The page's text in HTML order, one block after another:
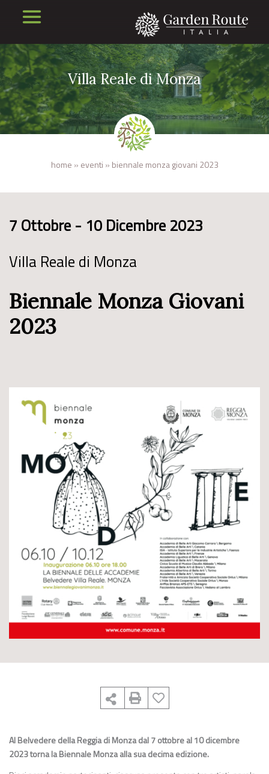
Villa Reale di Monza
home » eventi » biennale monza giovani 2023
7 Ottobre - 10 Dicembre 2023
Villa Reale di Monza
Biennale Monza Giovani
2023
Al Belvedere della Reggia di Monza dal 7 ottobre al 10 dicembre
2023 torna la Biennale Monza alla sua decima edizione.